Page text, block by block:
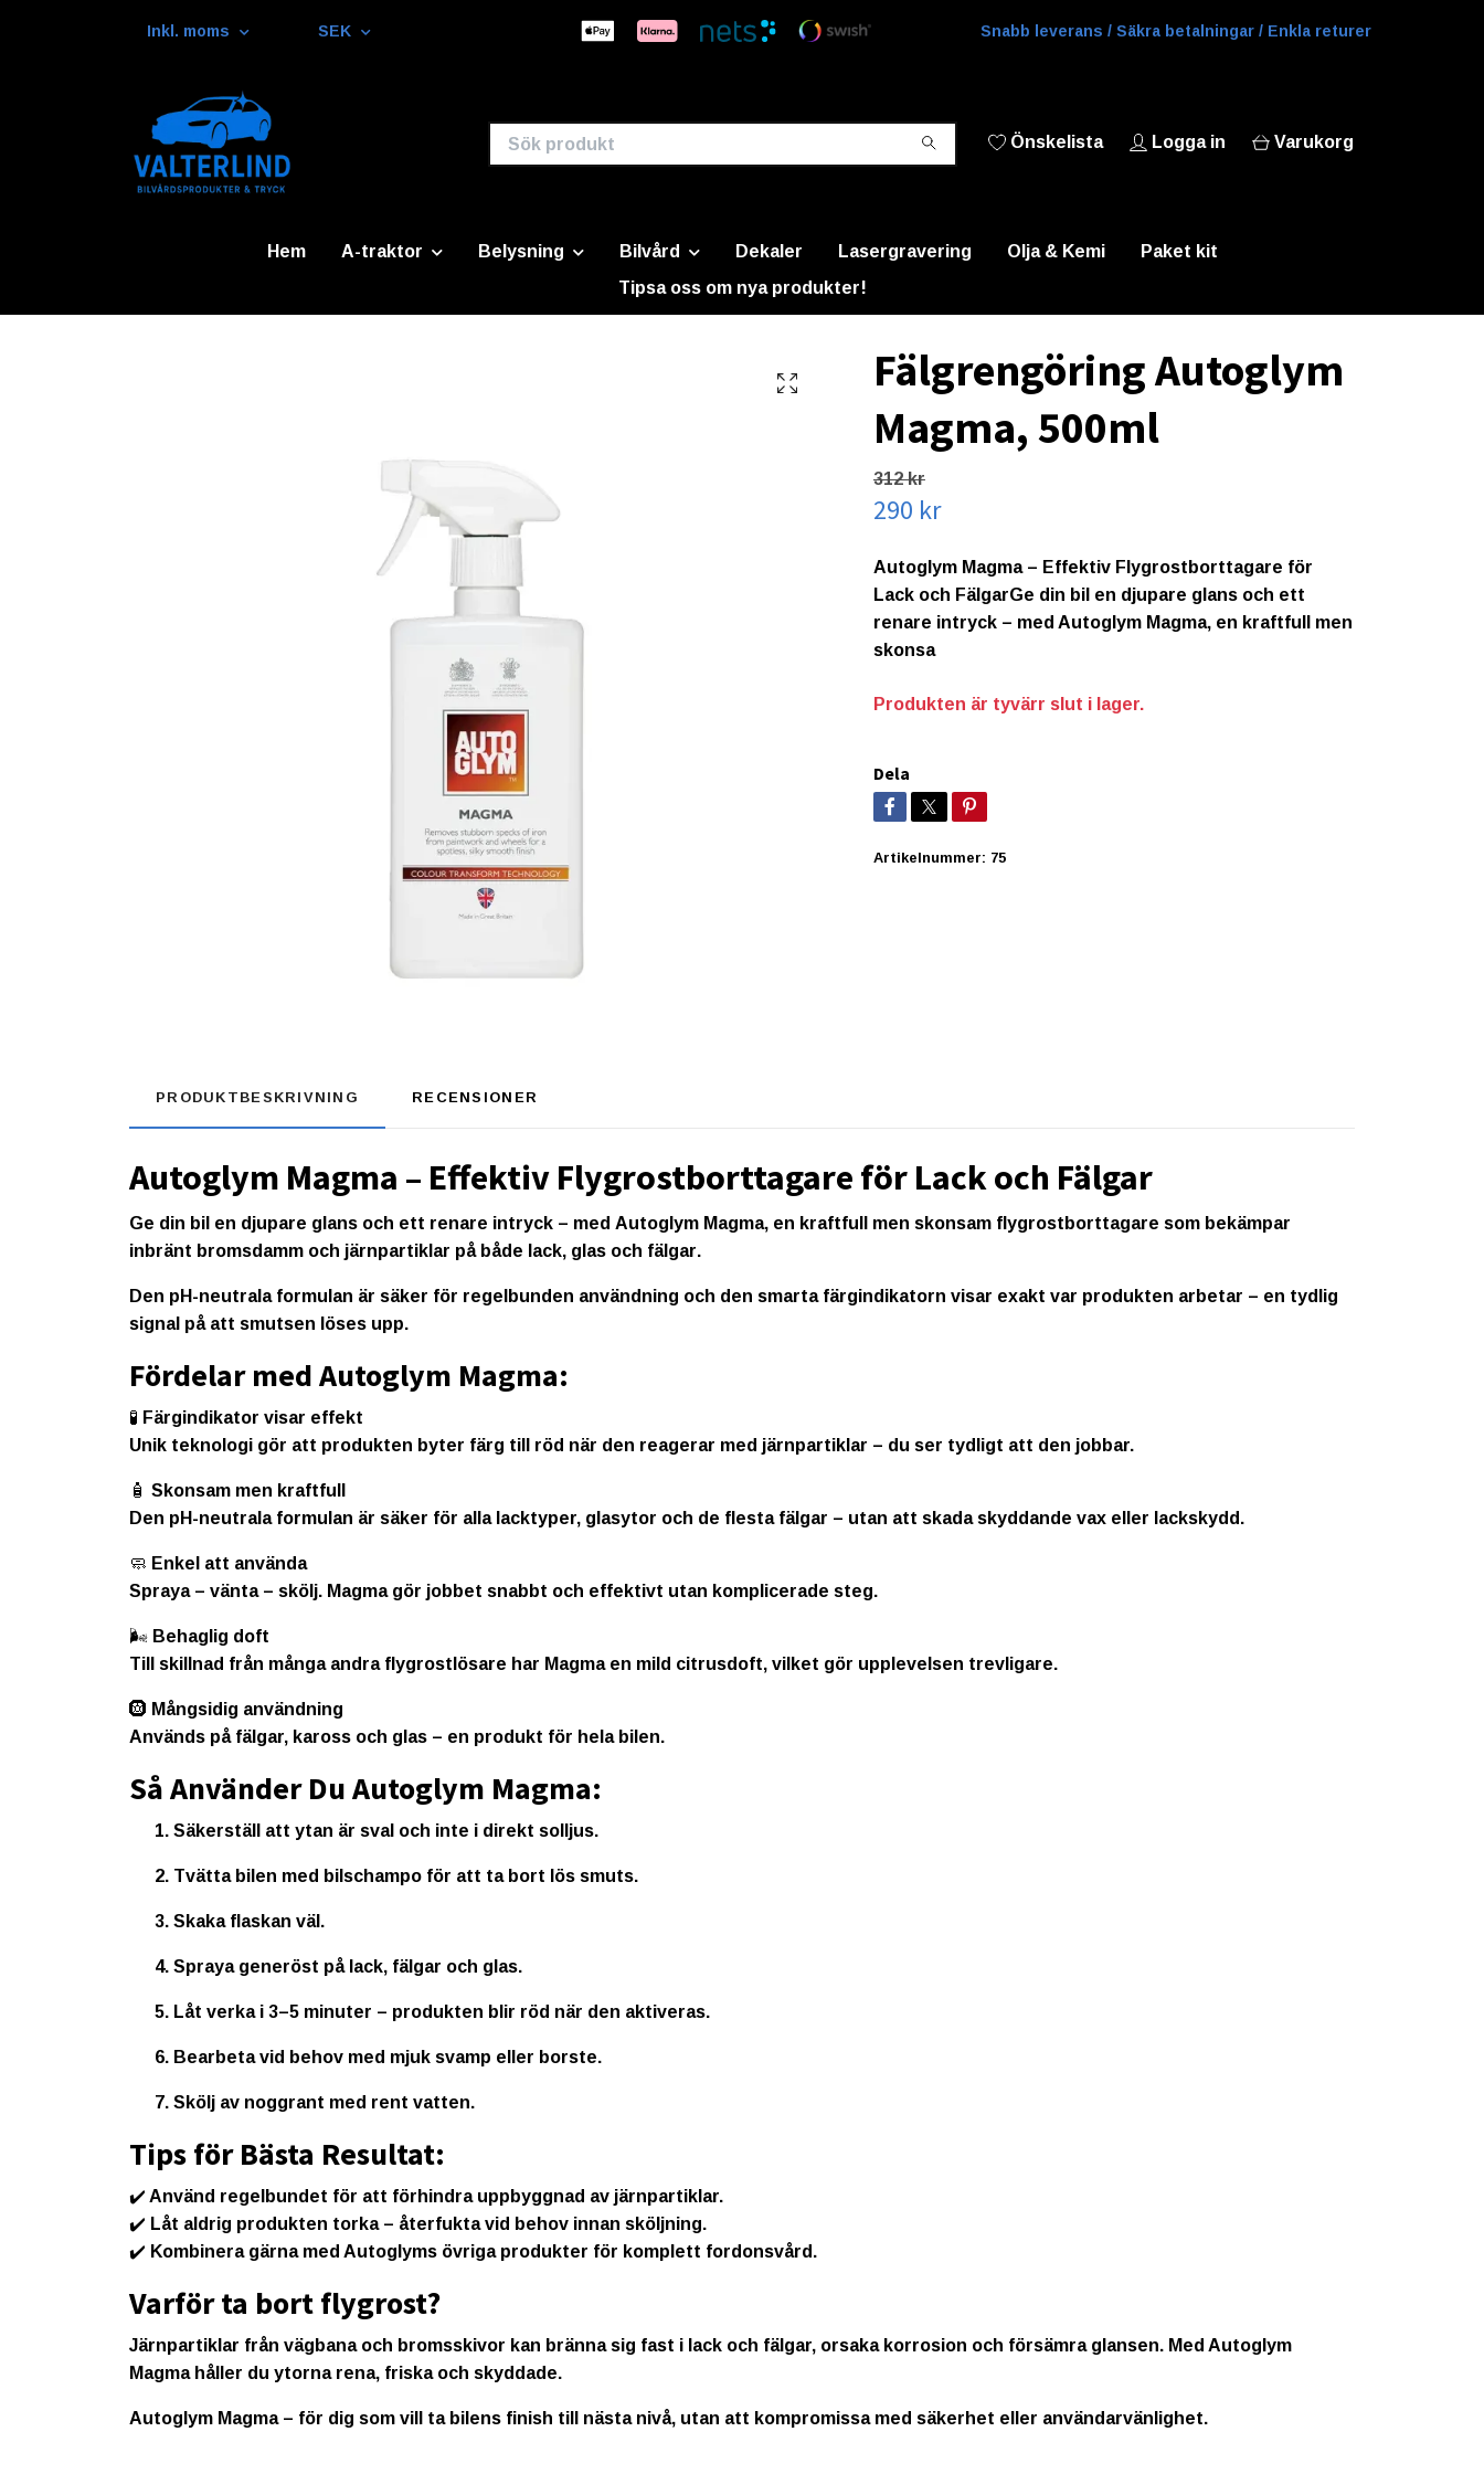
Inkl. moms SEK Snabb leverans / Säkra betalningar / Enkla returer
Önskelista Logga in Varukorg
Hem A-traktor Belysning Bilvård Dekaler Lasergravering Olja & Kemi
Paket kit
Tipsa oss om nya produkter!
Fälgrengöring Autoglym
Magma, 500ml
312 kr
290 kr
Autoglym Magma – Effektiv Flygrostborttagare för
Lack och FälgarGe din bil en djupare glans och ett
renare intryck – med Autoglym Magma, en kraftfull men
skonsa
Produkten är tyvärr slut i lager.
Dela
Artikelnummer: 75
PRODUKTBESKRIVNING RECENSIONER
Autoglym Magma – Effektiv Flygrostborttagare för Lack och Fälgar
Ge din bil en djupare glans och ett renare intryck – med Autoglym Magma, en kraftfull men skonsam flygrostborttagare som bekämpar
inbränt bromsdamm och järnpartiklar på både lack, glas och fälgar.
Den pH-neutrala formulan är säker för regelbunden användning och den smarta färgindikatorn visar exakt var produkten arbetar – en tydlig
signal på att smutsen löses upp.
Fördelar med Autoglym Magma:
🧪 Färgindikator visar effekt
Unik teknologi gör att produkten byter färg till röd när den reagerar med järnpartiklar – du ser tydligt att den jobbar.
🧴 Skonsam men kraftfull
Den pH-neutrala formulan är säker för alla lacktyper, glasytor och de flesta fälgar – utan att skada skyddande vax eller lackskydd.
🧼 Enkel att använda
Spraya – vänta – skölj. Magma gör jobbet snabbt och effektivt utan komplicerade steg.
🌬️ Behaglig doft
Till skillnad från många andra flygrostlösare har Magma en mild citrusdoft, vilket gör upplevelsen trevligare.
🛞 Mångsidig användning
Används på fälgar, kaross och glas – en produkt för hela bilen.
Så Använder Du Autoglym Magma:
Säkerställ att ytan är sval och inte i direkt solljus.
Tvätta bilen med bilschampo för att ta bort lös smuts.
Skaka flaskan väl.
Spraya generöst på lack, fälgar och glas.
Låt verka i 3–5 minuter – produkten blir röd när den aktiveras.
Bearbeta vid behov med mjuk svamp eller borste.
Skölj av noggrant med rent vatten.
Tips för Bästa Resultat:
✔️ Använd regelbundet för att förhindra uppbyggnad av järnpartiklar.
✔️ Låt aldrig produkten torka – återfukta vid behov innan sköljning.
✔️ Kombinera gärna med Autoglyms övriga produkter för komplett fordonsvård.
Varför ta bort flygrost?
Järnpartiklar från vägbana och bromsskivor kan bränna sig fast i lack och fälgar, orsaka korrosion och försämra glansen. Med Autoglym
Magma håller du ytorna rena, friska och skyddade.
Autoglym Magma – för dig som vill ta bilens finish till nästa nivå, utan att kompromissa med säkerhet eller användarvänlighet.